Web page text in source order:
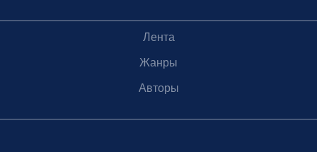
Лента
Жанры
Авторы